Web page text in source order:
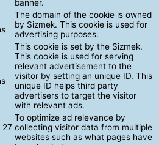
banner.
The domain of the cookie is owned
by Sizmek. This cookie is used for
advertising purposes.
This cookie is set by the Sizmek.
This cookie is used for serving
relevant advertisement to the
visitor by setting an unique ID. This
unique ID helps third party
advertisers to target the visitor
with relevant ads.
27
To optimize ad relevance by
collecting visitor data from multiple
websites such as what pages have